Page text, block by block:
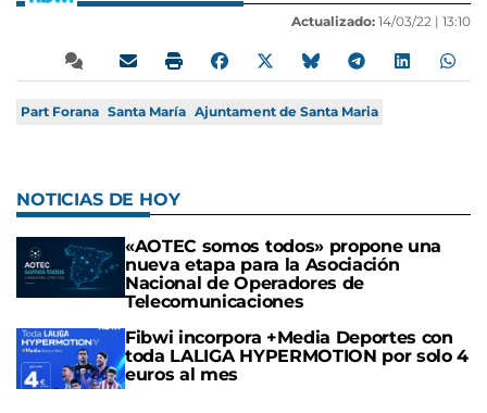
Actualizado: 14/03/22 | 13:10
Part Forana Santa María Ajuntament de Santa Maria
NOTICIAS DE HOY
«AOTEC somos todos» propone una
nueva etapa para la Asociación
Nacional de Operadores de
Telecomunicaciones
Fibwi incorpora +Media Deportes con
toda LALIGA HYPERMOTION por solo 4
euros al mes